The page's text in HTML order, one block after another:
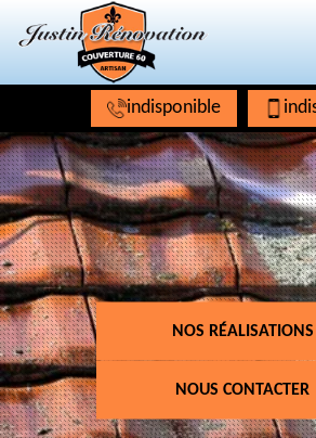
indisponible
NOS RÉALISATIONS
NOUS CONTACTER